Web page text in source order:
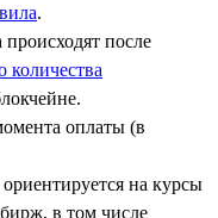
.
происходят после
количества
оплаты (в
на курсы
в том числе